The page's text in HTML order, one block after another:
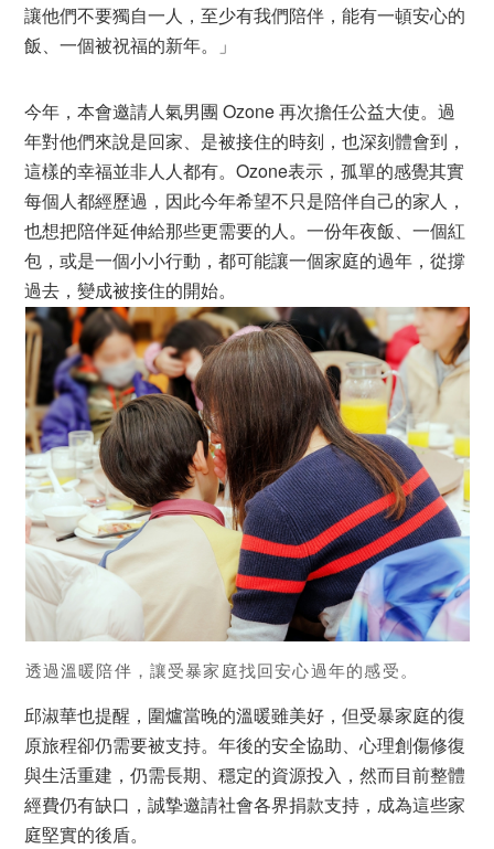
讓他們不要獨自一人，至少有我們陪伴，能有一頓安心的
飯、一個被祝福的新年。」
今年，本會邀請人氣男團 Ozone 再次擔任公益大使。過
年對他們來說是回家、是被接住的時刻，也深刻體會到，
這樣的幸福並非人人都有。Ozone表示，孤單的感覺其實
每個人都經歷過，因此今年希望不只是陪伴自己的家人，
也想把陪伴延伸給那些更需要的人。一份年夜飯、一個紅
包，或是一個小小行動，都可能讓一個家庭的過年，從撐
過去，變成被接住的開始。
透過溫暖陪伴，讓受暴家庭找回安心過年的感受。
邱淑華也提醒，圍爐當晚的溫暖雖美好，但受暴家庭的復
原旅程卻仍需要被支持。年後的安全協助、心理創傷修復
與生活重建，仍需長期、穩定的資源投入，然而目前整體
經費仍有缺口，誠摯邀請社會各界捐款支持，成為這些家
庭堅實的後盾。